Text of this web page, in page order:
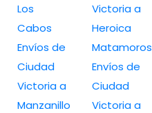
Los
Cabos
Envíos de
Ciudad
Victoria a
Manzanillo
Victoria a
Heroica
Matamoros
Envíos de
Ciudad
Victoria a